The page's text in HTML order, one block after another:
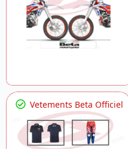
Vetements Beta Officiel